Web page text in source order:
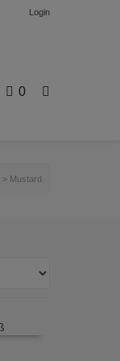
Login
0
> Mustard